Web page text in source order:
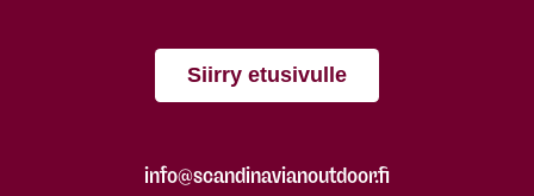
Siirry etusivulle
info@scandinavianoutdoor.fi